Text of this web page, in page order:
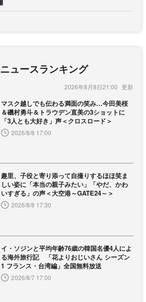
ニュースランキング
2026年8月8日21:00
マスク越しでも伝わる満面の笑み…今田美桜
＆磯村勇斗＆トラウデン直美の3ショットに
「3人とも大好き」声＜クロスロード＞
2026/8/8 17:00
趣里、子役と寄り添って自撮りするほほ笑ま
しい姿に「本当の親子みたい」「やだ、かわ
いすぎる」の声＜大空港～GATE24～＞
2026/8/8 17:30
イ・ソジンと平均年齢76歳の韓国名優4人によ
る海外旅行記 「花よりおじいさん シーズン
1 フランス・台湾編」全国無料放送
2026/8/7 17:00